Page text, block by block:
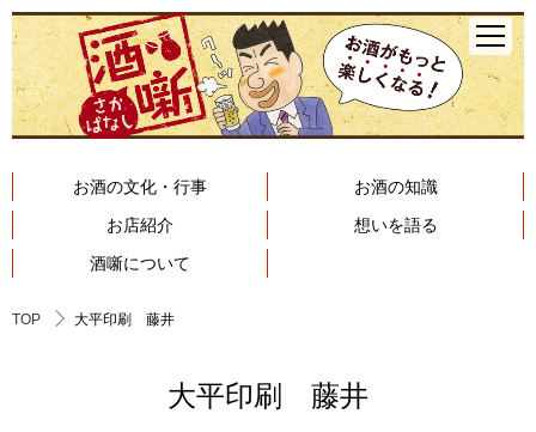
お酒の文化・行事
お酒の知識
お店紹介
想いを語る
酒噺について
TOP 大平印刷 藤井
大平印刷 藤井